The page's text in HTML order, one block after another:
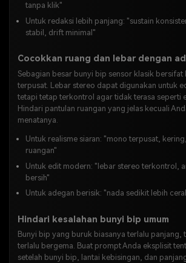
tanpa klik"
Untuk redaksi lebih panjang: "sustain
stabil, drift minimal"
Cocokkan ruang dan lebar dengan
Sebagian besar bunyi bip sensor klasik bersifat
terpusat. Lebar stereo dapat digunakan untuk
tetapi tetap terkontrol agar tidak terasa seperti
Hindari pantulan ruangan yang jelas kecuali
menatanya.
Untuk realisme siaran: "mono terpusat,
ruangan"
Untuk edit modern: "lebar stereo terkontrol,
bersih"
Untuk adegan berisik: "nada sedikit lebih
Hindari kesalahan bunyi bip umum
Bunyi bip yang buruk biasanya terlalu panjang,
terlalu bergema. Buat prompt Anda eksplisit
setelah bunyi bip, lantai kebisingan, dan